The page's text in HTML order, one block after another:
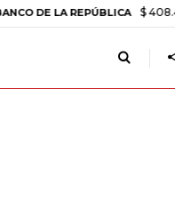
LA REPÚBLICA $ 408.498,97